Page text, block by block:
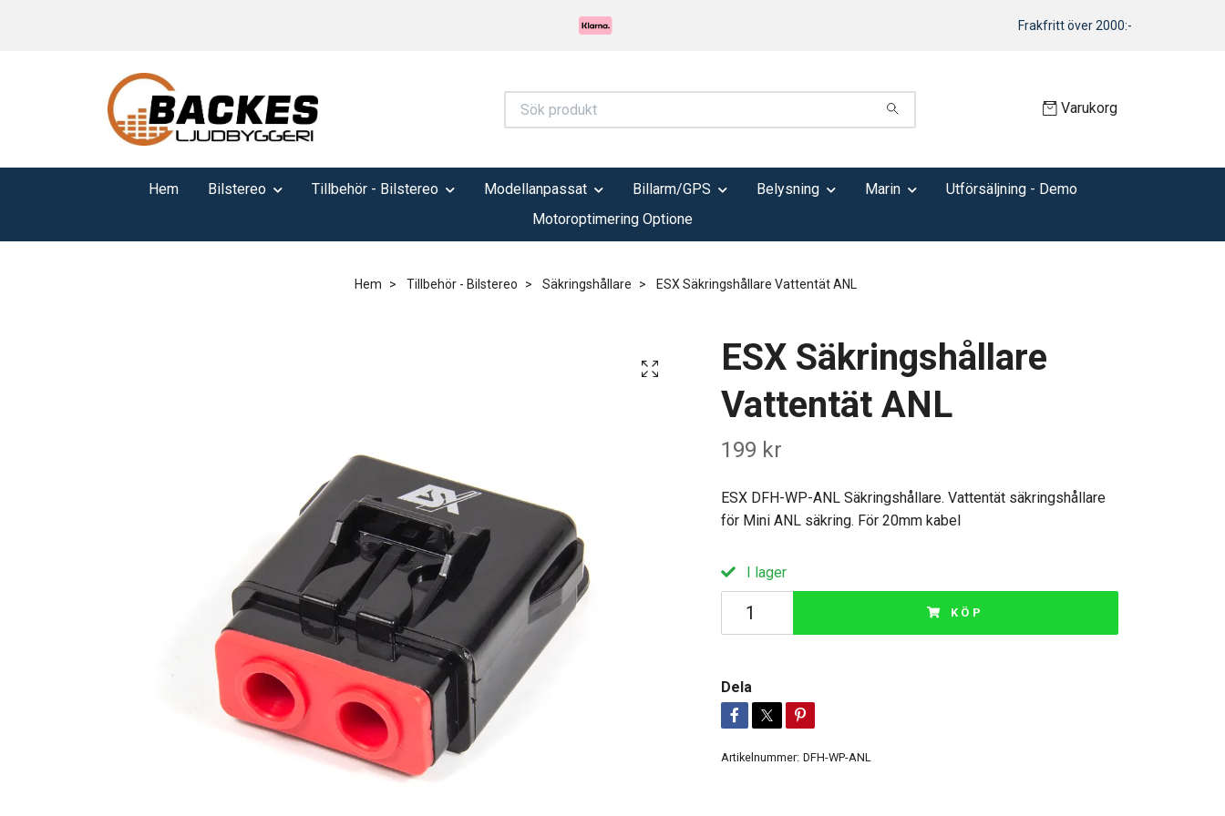
Frakfritt över 2000:-
Varukorg
Hem Bilstereo Tillbehör - Bilstereo Modellanpassat Billarm/GPS Belysning Marin
Utförsäljning - Demo
Motoroptimering Optione
Hem Tillbehör - Bilstereo Säkringshållare ESX Säkringshållare Vattentät ANL
ESX Säkringshållare
Vattentät ANL
199 kr
ESX DFH-WP-ANL Säkringshållare. Vattentät säkringshållare
för Mini ANL säkring. För 20mm kabel
I lager
KÖP
Dela
Artikelnummer: DFH-WP-ANL